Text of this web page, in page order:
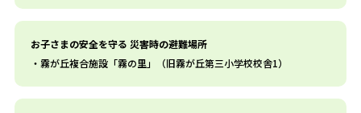
お子さまの安全を守る 災害時の避難場所
霧が丘複合施設「霧の里」（旧霧が丘第三小学校校舎1）